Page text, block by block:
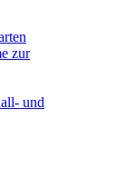
zur
und